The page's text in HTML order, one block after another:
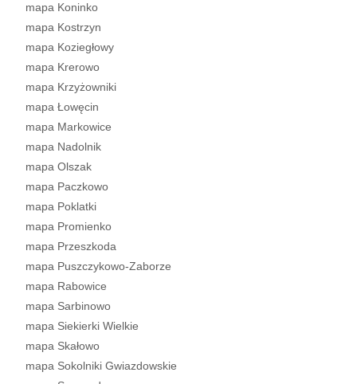
mapa Koninko
mapa Kostrzyn
mapa Koziegłowy
mapa Krerowo
mapa Krzyżowniki
mapa Łowęcin
mapa Markowice
mapa Nadolnik
mapa Olszak
mapa Paczkowo
mapa Poklatki
mapa Promienko
mapa Przeszkoda
mapa Puszczykowo-Zaborze
mapa Rabowice
mapa Sarbinowo
mapa Siekierki Wielkie
mapa Skałowo
mapa Sokolniki Gwiazdowskie